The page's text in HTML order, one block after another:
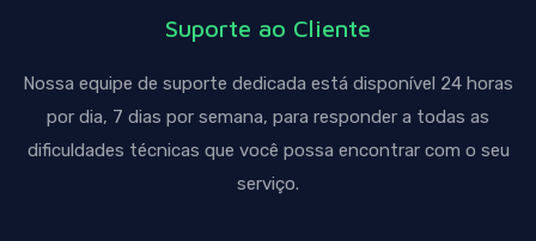
Suporte ao Cliente
Nossa equipe de suporte dedicada está disponível 24 horas
por dia, 7 dias por semana, para responder a todas as
dificuldades técnicas que você possa encontrar com o seu
serviço.